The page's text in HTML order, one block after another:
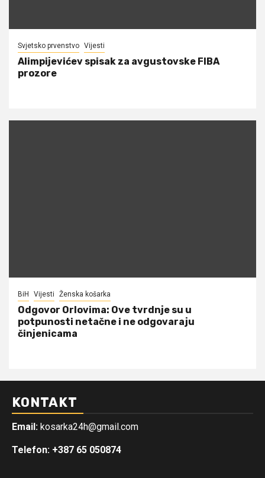
Svjetsko prvenstvo Vijesti
Alimpijevićev spisak za avgustovske FIBA
prozore
BiH Vijesti Ženska košarka
Odgovor Orlovima: ​Ove tvrdnje su u
potpunosti netačne i ne odgovaraju
činjenicama
KONTAKT
Email: kosarka24h@gmail.com
Telefon: +387 65 050874